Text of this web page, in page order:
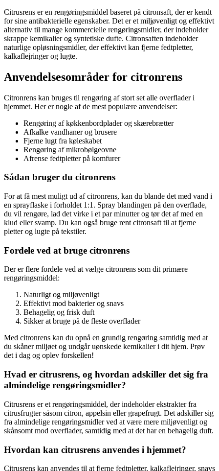
Citrusrens er en rengøringsmiddel baseret på citronsaft, der er kendt
for sine antibakterielle egenskaber. Det er et miljøvenligt og effektivt
alternativ til mange kommercielle rengøringsmidler, der indeholder
skrappe kemikalier og syntetiske dufte. Citronsaften indeholder
naturlige opløsningsmidler, der effektivt kan fjerne fedtpletter,
kalkaflejringer og lugte.
Anvendelsesområder for citronrens
Citronrens kan bruges til rengøring af stort set alle overflader i
hjemmet. Her er nogle af de mest populære anvendelser:
Rengøring af køkkenbordplader og skærebrætter
Afkalke vandhaner og brusere
Fjerne lugt fra køleskabet
Rengøring af mikrobølgeovne
Afrense fedtpletter på komfurer
Sådan bruger du citronrens
For at få mest muligt ud af citronrens, kan du blande det med vand i
en sprayflaske i forholdet 1:1. Spray blandingen på den overflade,
du vil rengøre, lad det virke i et par minutter og tør det af med en
klud eller svamp. Du kan også bruge rent citronsaft til at fjerne
pletter og lugte på tekstiler.
Fordele ved at bruge citronrens
Der er flere fordele ved at vælge citronrens som dit primære
rengøringsmiddel:
Naturligt og miljøvenligt
Effektivt mod bakterier og snavs
Behagelig og frisk duft
Sikker at bruge på de fleste overflader
Med citronrens kan du opnå en grundig rengøring samtidig med at
du skåner miljøet og undgår uønskede kemikalier i dit hjem. Prøv
det i dag og oplev forskellen!
Hvad er citrusrens, og hvordan adskiller det sig fra
almindelige rengøringsmidler?
Citrusrens er et rengøringsmiddel, der indeholder ekstrakter fra
citrusfrugter såsom citron, appelsin eller grapefrugt. Det adskiller sig
fra almindelige rengøringsmidler ved at være mere miljøvenligt og
skånsomt mod overflader, samtidig med at det har en behagelig duft.
Hvordan kan citrusrens anvendes i hjemmet?
Citrusrens kan anvendes til at fjerne fedtpletter, kalkaflejringer, snavs